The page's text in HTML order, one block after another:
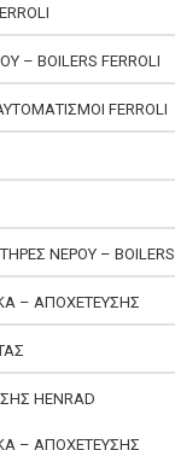
– BOILERS FERROLI
FERROLI
ΝΕΡΟΥ – BOILERS
– ΑΠΟΧΕΤΕΥΣΗΣ
HENRAD
– ΑΠΟΧΕΤΕΥΣΗΣ